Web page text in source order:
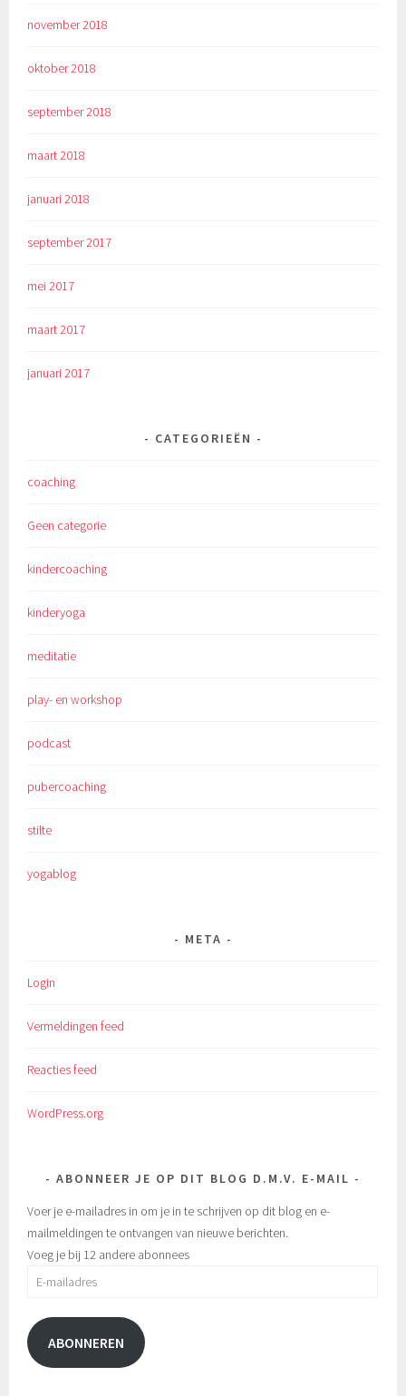
november 2018
oktober 2018
september 2018
maart 2018
januari 2018
september 2017
mei 2017
maart 2017
januari 2017
CATEGORIEËN
coaching
Geen categorie
kindercoaching
kinderyoga
meditatie
play- en workshop
podcast
pubercoaching
stilte
yogablog
META
Login
Vermeldingen feed
Reacties feed
WordPress.org
ABONNEER JE OP DIT BLOG D.M.V. E-MAIL
Voer je e-mailadres in om je in te schrijven op dit blog en e-
mailmeldingen te ontvangen van nieuwe berichten.
Voeg je bij 12 andere abonnees
ABONNEREN